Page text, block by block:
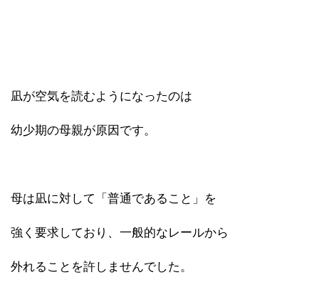
凪が空気を読むようになったのは
幼少期の母親が原因です。
母は凪に対して「普通であること」を
強く要求しており、一般的なレールから
外れることを許しませんでした。